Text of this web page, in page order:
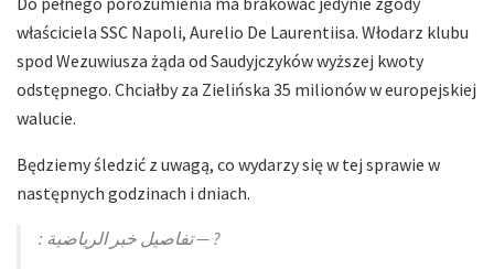
właściciela SSC Napoli, Aurelio De Laurentiisa. Włodarz klubu
spod Wezuwiusza żąda od Saudyjczyków wyższej kwoty
odstępnego. Chciałby za Zielińska 35 milionów w europejskiej
walucie.
Będziemy śledzić z uwagą, co wydarzy się w tej sprawie w
następnych godzinach i dniach.
? — تفاصيل خبر الرياضية :